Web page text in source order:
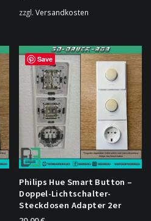
zzgl.Versandkosten
Save
Philips Hue Smart Button –
Doppel-Lichtschalter-
Steckdosen Adapter 2er